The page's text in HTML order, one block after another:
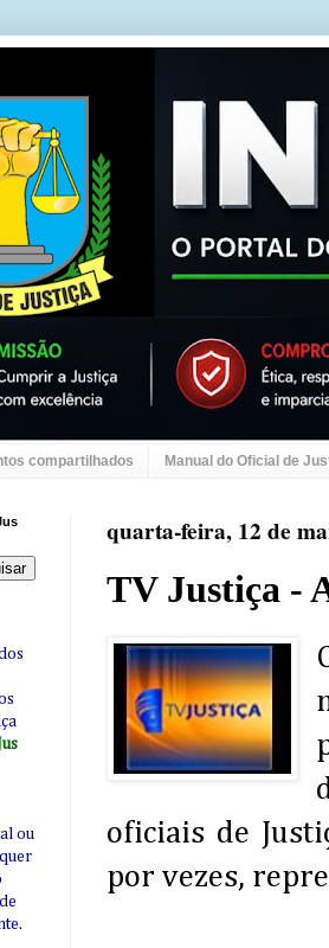
compartilhados Manual do Oficial de
quarta-feira, 12 de
TV Justiça -
oficiais de
por vezes,
ou